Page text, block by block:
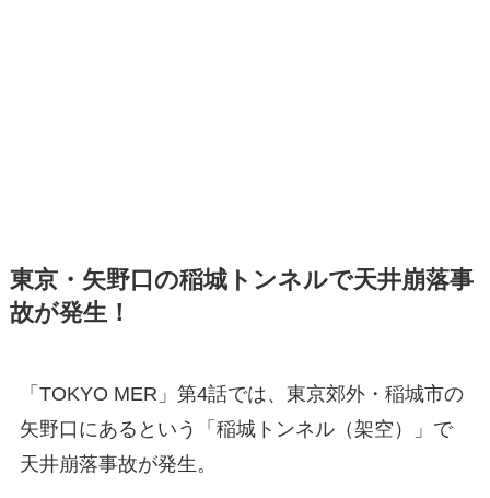
東京・矢野口の稲城トンネルで天井崩落事
故が発生！
「TOKYO MER」第4話では、東京郊外・稲城市の
矢野口にあるという「稲城トンネル（架空）」で
天井崩落事故が発生。